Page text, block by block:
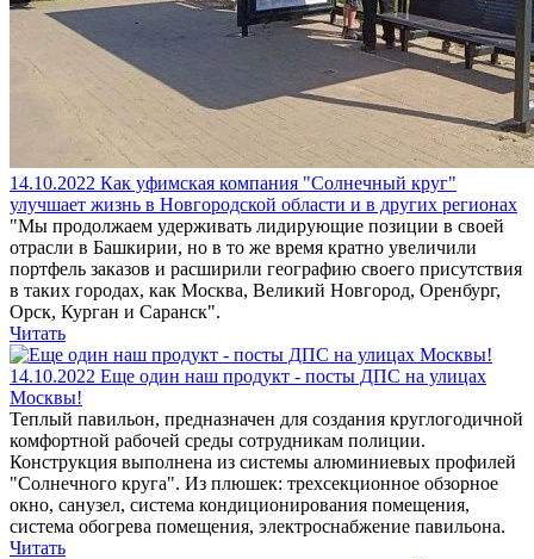
14.10.2022 Как уфимская компания "Солнечный круг"
улучшает жизнь в Новгородской области и в других регионах
"Мы продолжаем удерживать лидирующие позиции в своей
отрасли в Башкирии, но в то же время кратно увеличили
портфель заказов и расширили географию своего присутствия
в таких городах, как Москва, Великий Новгород, Оренбург,
Орск, Курган и Саранск".
Читать
14.10.2022 Еще один наш продукт - посты ДПС на улицах
Москвы!
Теплый павильон, предназначен для создания круглогодичной
комфортной рабочей среды сотрудникам полиции.
Конструкция выполнена из системы алюминиевых профилей
"Солнечного круга". Из плюшек: трехсекционное обзорное
окно, санузел, система кондиционирования помещения,
система обогрева помещения, электроснабжение павильона.
Читать